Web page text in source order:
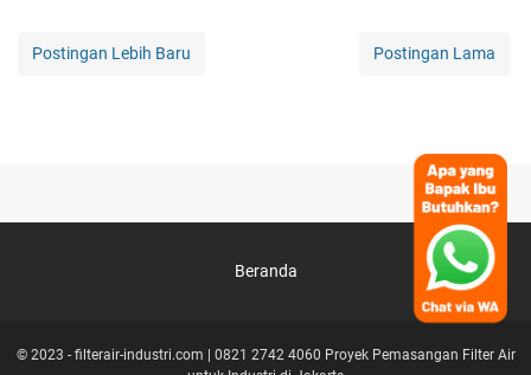
Postingan Lebih Baru Postingan Lama
Beranda
© 2023 - filterair-industri.com | 0821 2742 4060 Proyek Pemasangan Filter Air